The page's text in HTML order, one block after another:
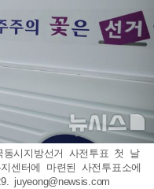
시지방선거 사전투표 첫 날
센터에 마련된 사전투표소에
juyeong@newsis.com